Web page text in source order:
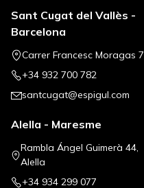
Sant Cugat del Vallès -
Barcelona
Carrer Francesc Moragas 7
+34 932 700 782
santcugat@espigul.com
Alella - Maresme
Rambla Ángel Guimerà 44,
Alella
+34 934 299 077